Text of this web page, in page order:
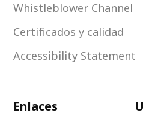
Whistleblower Channel
Certificados y calidad
Accessibility Statement
Enlaces